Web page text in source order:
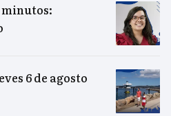
minutos:
6 de agosto